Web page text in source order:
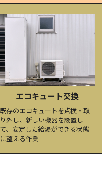
エコキュート交換
既存のエコキュートを点検・取
り外し、新しい機器を設置し
て、安定した給湯ができる状態
に整える作業